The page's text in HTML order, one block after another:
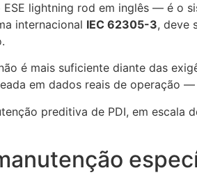
lightning rod em inglês — é o
internacional IEC 62305-3, deve
é mais suficiente diante das
em dados reais de operação
preditiva de PDI, em escala